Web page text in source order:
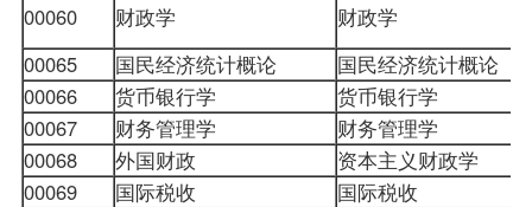
00060
财政学 财政学
00065
国民经济统计概论 国民经济统计概论
00066
货币银行学 货币银行学
00067
财务管理学 财务管理学
00068
外国财政 资本主义财政学
00069
国际税收 国际税收